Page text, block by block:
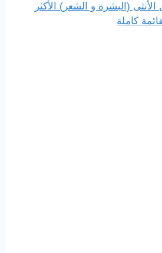
الأنثى (البشرة و الشعر) الأكثر
كاملة